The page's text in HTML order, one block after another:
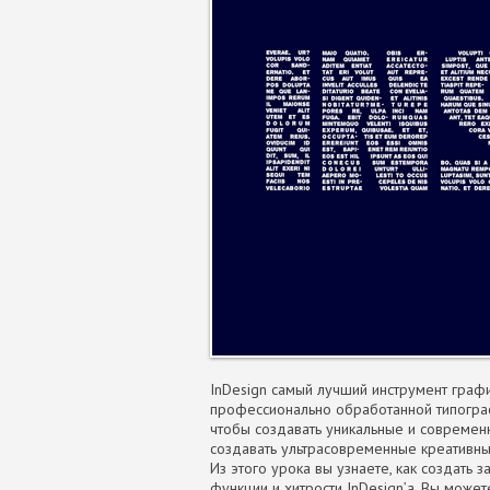
InDesign самый лучший инструмент
профессионально обработанной
чтобы создавать уникальные и
создавать ультрасовременные
Из этого урока вы узнаете, как создать